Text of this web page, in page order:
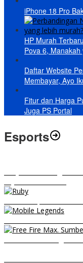
iPhone 18 Pro
HP Murah
Pova 6,
Daftar Website
Membayar, Ayo
Fitur dan Harga
Juga PS Portal
Esports